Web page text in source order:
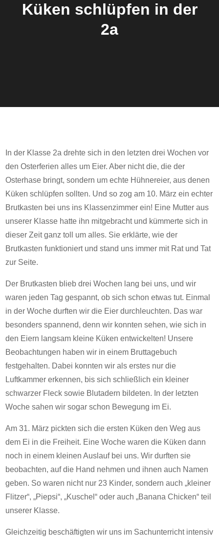
Küken schlüpfen in der
2a
In der Klasse 2a drehte sich in den letzten drei Wochen vor
den Osterferien alles um Eier. Aber nicht die, die der
Osterhase bringt, sondern um echte Hühnereier, aus denen
Küken schlüpfen sollten. Und so zog am 10. März ein echter
Brutkasten bei uns ins Klassenzimmer ein! Eine Mutter aus
unserer Klasse hatte ihn mitgebracht und kümmerte sich in
dieser Zeit ganz toll um alles. Sie erklärte, wie der
Brutkasten funktioniert und stand uns immer mit Rat und Tat
zur Seite.
Der Brutkasten blieb drei Wochen lang bei uns, und wir
waren jeden Tag gespannt, ob sich schon etwas tut. Einmal
in der Woche durften wir die Eier durchleuchten. Das war
besonders spannend, denn wir konnten sehen, wie sich in
den Eiern langsam kleine Küken entwickelten! Unsere
Beobachtungen haben wir in einem Bruttagebuch
festgehalten. Dabei konnten wir als erstes nur die
Luftkammer erkennen, bis sich schließlich ein kleiner
schwarzer Fleck sowie Blutadern bildeten. In der letzten
Woche sahen wir sogar schon Bewegung im Ei.
Am 31. März pickten sich die ersten Küken den Weg aus
dem Ei in die Freiheit. Eine Woche waren die Küken dann
noch in einem kleinen Auslauf bei uns. Wir durften sie
beobachten, auf die Hand nehmen und ihnen auch Namen
geben. So waren nicht nur 23 Kinder, sondern auch „kleiner
Flitzer“, „Piepsi“, „Kuschel“ oder auch „Banana Chicken“ teil
unserer Klasse.
Gleichzeitig beschäftigten wir uns im Sachunterricht intensiv